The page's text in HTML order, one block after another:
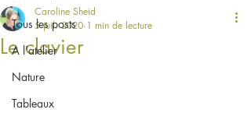
Tous les posts
A l'atelier
Nature
Tableaux
Le clavier
Caroline Sheid
5 juil. 2020 1 min de lecture